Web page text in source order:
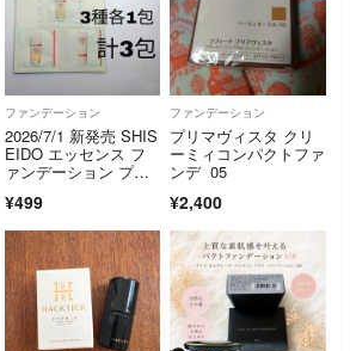
ファンデーション
2026/7/1 新発売 SHIS
EIDO エッセンス フ
ァンデーション プラ
包 計3包
¥499
ファンデーション
プリマヴィスタ クリ
ーミィコンパクトファ
ンデ 05
¥2,400